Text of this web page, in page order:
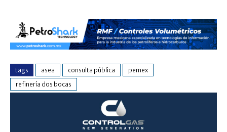
tags asea consulta pública
pemex
refinería dos bocas